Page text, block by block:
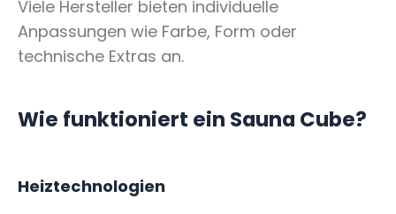
Viele Hersteller bieten individuelle
Anpassungen wie Farbe, Form oder
technische Extras an.
Wie funktioniert ein Sauna Cube?
Heiztechnologien